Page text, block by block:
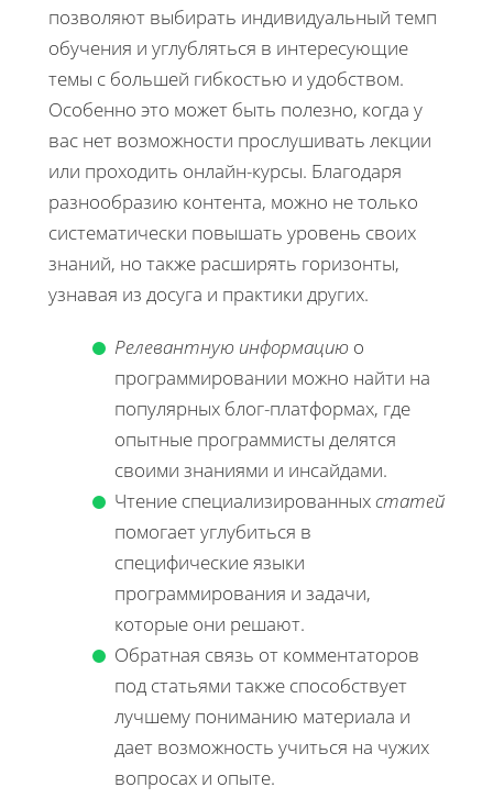
позволяют выбирать индивидуальный темп
обучения и углубляться в интересующие
темы с большей гибкостью и удобством.
Особенно это может быть полезно, когда у
вас нет возможности прослушивать лекции
или проходить онлайн-курсы. Благодаря
разнообразию контента, можно не только
систематически повышать уровень своих
знаний, но также расширять горизонты,
узнавая из досуга и практики других.
Релевантную информацию о
программировании можно найти на
популярных блог-платформах, где
опытные программисты делятся
своими знаниями и инсайдами.
Чтение специализированныхстатей
помогает углубиться в
специфические языки
программирования и задачи,
которые они решают.
Обратная связь от комментаторов
под статьями также способствует
лучшему пониманию материала и
дает возможность учиться на чужих
вопросах и опыте.